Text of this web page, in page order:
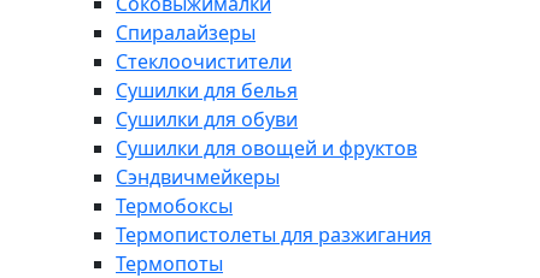
Спиралайзеры
Стеклоочистители
Сушилки для белья
Сушилки для обуви
Сушилки для овощей и фруктов
Сэндвичмейкеры
Термобоксы
Термопистолеты для разжигания
Термопоты